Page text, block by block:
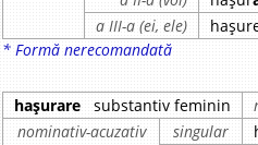
a III-a (ei, ele)
* Formă nerecomandată
hașurare substantiv feminin
nominativ-acuzativ
singular